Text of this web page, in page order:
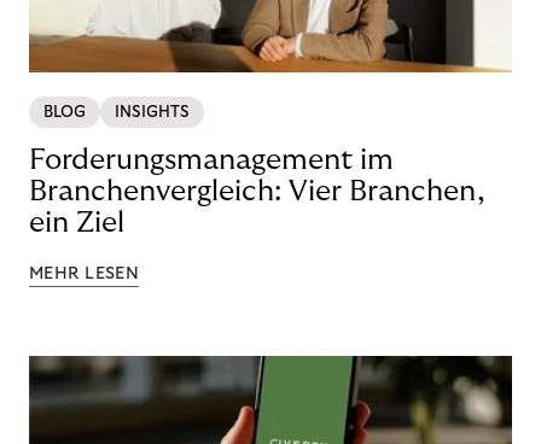
BLOG INSIGHTS
Forderungsmanagement im
Branchenvergleich: Vier Branchen,
ein Ziel
MEHR LESEN